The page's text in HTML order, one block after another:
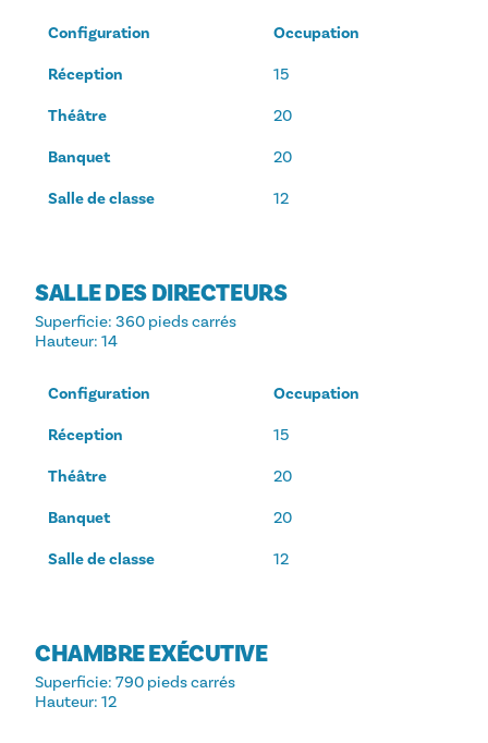
Configuration Occupation
Réception 15
Théâtre 20
Banquet 20
Salle de classe 12
SALLE DES DIRECTEURS
Superficie: 360 pieds carrés
Hauteur: 14
Configuration Occupation
Réception 15
Théâtre 20
Banquet 20
Salle de classe 12
CHAMBRE EXÉCUTIVE
Superficie: 790 pieds carrés
Hauteur: 12